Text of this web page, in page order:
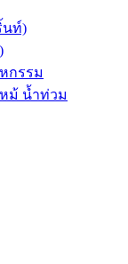
นท์)
กรรม
ม้ น้ำท่วม